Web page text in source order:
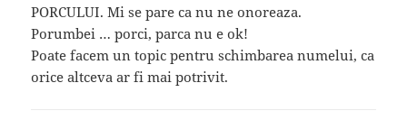
PORCULUI. Mi se pare ca nu ne onoreaza.
Porumbei … porci, parca nu e ok!
Poate facem un topic pentru schimbarea numelui, ca
orice altceva ar fi mai potrivit.